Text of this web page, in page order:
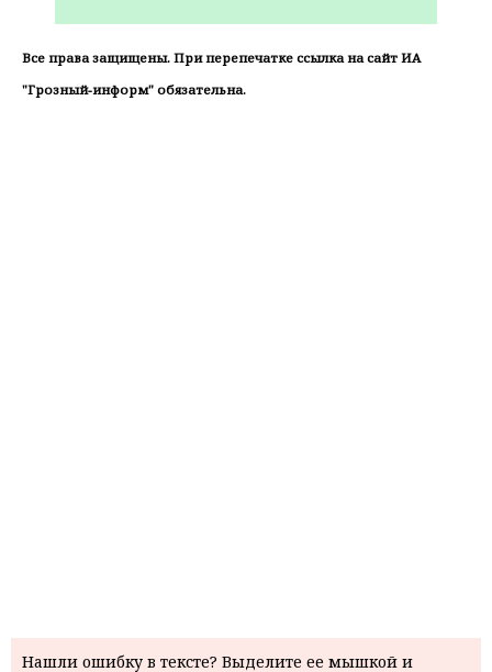
Все права защищены. При перепечатке ссылка на сайт ИА
"Грозный-информ" обязательна.
Нашли ошибку в тексте? Выделите ее мышкой и